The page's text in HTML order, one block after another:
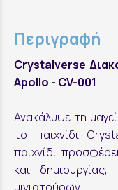
Περιγραφή
Crystalverse
Apollo - CV-001
Ανακάλυψε τη
το παιχνίδι
παιχνίδι
και